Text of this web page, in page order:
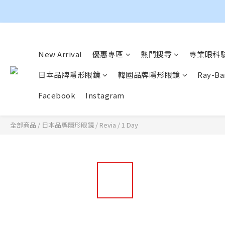
New Arrival 優惠專區 熱門搜尋
專業眼科
日本品牌隱形眼鏡
韓國品牌隱形眼鏡
Ray-
Facebook
Instagram
全部商品 / 日本品牌隱形眼鏡 / Revia /1 Day